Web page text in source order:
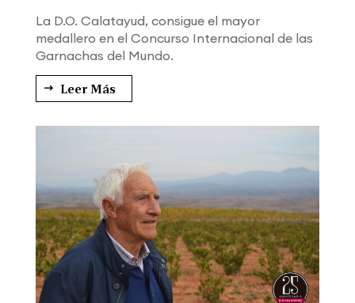
La D.O. Calatayud, consigue el mayor
medallero en el Concurso Internacional de las
Garnachas del Mundo.
Leer Más